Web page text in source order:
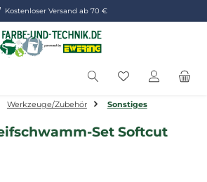
Kostenloser Versand ab 70 €
Du hast 0
Werkzeuge/Zubehör Sonstiges
Set Softcut